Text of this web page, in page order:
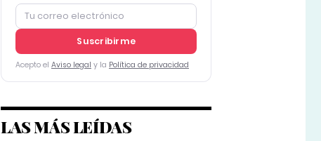
Suscribirme
Acepto el Aviso legal y la Política de privacidad
LAS MÁS LEÍDAS